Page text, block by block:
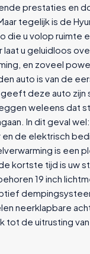
prestaties en
tegelijk is de
die u volop ruimte
u geluidloos
en zoveel
auto is van de
deze auto zijn
weleens dat
In dit geval
de elektrisch
is een
kortste tijd is uw
19 inch
neerklapbare
tot de uitrusting